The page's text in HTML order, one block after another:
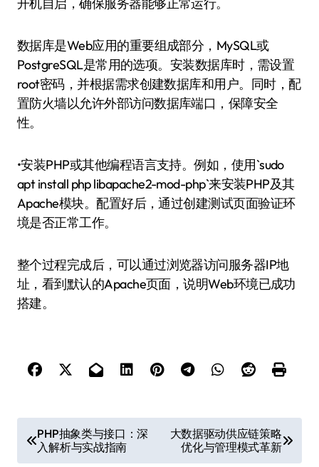
数据库是Web应用的重要组成部分，MySQL或
PostgreSQL是常用的选项。安装数据库时，需设置
root密码，并根据需求创建数据库和用户。同时，配
置防火墙以允许外部访问数据库端口，保障安全
性。
•安装PHP或其他编程语言支持。例如，使用`sudo
apt install php libapache2-mod-php`来安装PHP及其
Apache模块。配置好后，通过创建测试页面验证环
境是否正常工作。
整个过程完成后，可以通过浏览器访问服务器IP地
址，看到默认的Apache页面，说明Web环境已成功
搭建。
章
PHP抽象类与接口：深
入解析与实战指南
大数据驱动供应链策略
优化与管理模式革新